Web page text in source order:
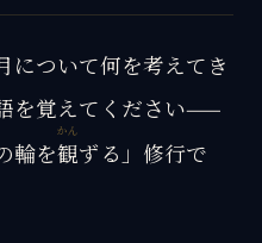
について何を考えてき
を覚えてください——
輪を観
かん
ずる」修行で